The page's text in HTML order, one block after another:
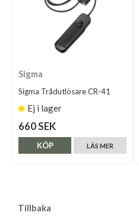
Sigma
Sigma Trådutlösare CR-41
Ej i lager
660 SEK
LÄS MER
KÖP
Tillbaka